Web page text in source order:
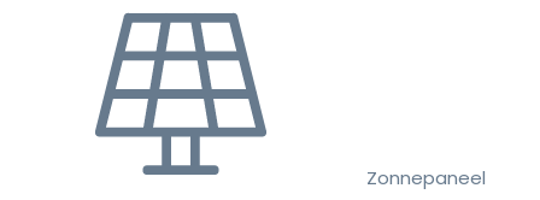
Zonnepaneel